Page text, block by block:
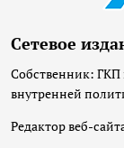
Сетевое
Собственник: ГКП
внутренней
Редактор веб-